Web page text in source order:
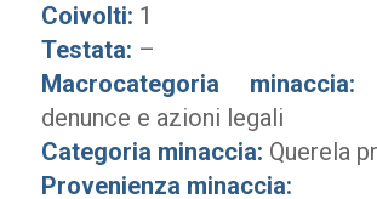
Coivolti: 1
Testata: –
Macrocategoria minaccia:
denunce e azioni legali
Categoria minaccia: Querela
Provenienza minaccia: